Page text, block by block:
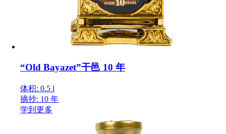
“Old Bayazet”干邑 10 年
体积: 0.5 l
摘抄: 10 年
学到更多